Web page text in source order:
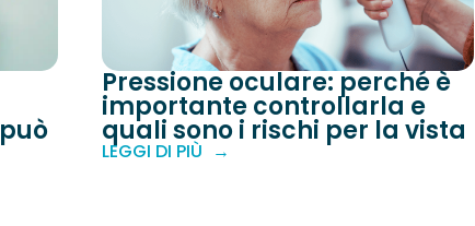
Pressione oculare: perché è
importante controllarla e
quali sono i rischi per la vista
LEGGI DI PIÙ